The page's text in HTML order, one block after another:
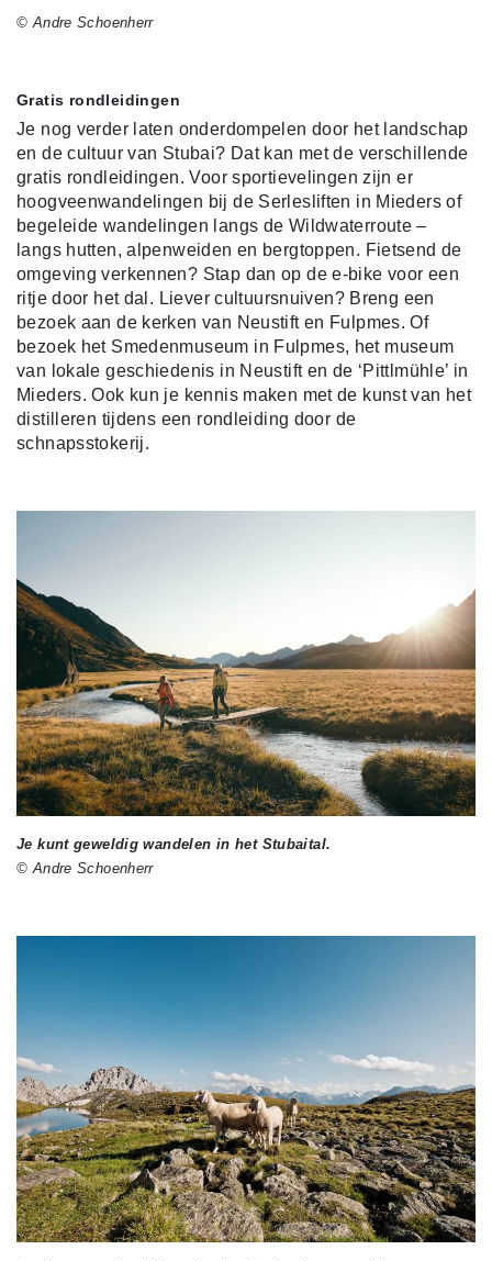
© Andre Schoenherr
Gratis rondleidingen
Je nog verder laten onderdompelen door het landschap
en de cultuur van Stubai? Dat kan met de verschillende
gratis rondleidingen. Voor sportievelingen zijn er
hoogveenwandelingen bij de Serlesliften in Mieders of
begeleide wandelingen langs de Wildwaterroute –
langs hutten, alpenweiden en bergtoppen. Fietsend de
omgeving verkennen? Stap dan op de e-bike voor een
ritje door het dal. Liever cultuursnuiven? Breng een
bezoek aan de kerken van Neustift en Fulpmes. Of
bezoek het Smedenmuseum in Fulpmes, het museum
van lokale geschiedenis in Neustift en de ‘Pittlmühle’ in
Mieders. Ook kun je kennis maken met de kunst van het
distilleren tijdens een rondleiding door de
schnapsstokerij.
Je kunt geweldig wandelen in het Stubaital.
© Andre Schoenherr